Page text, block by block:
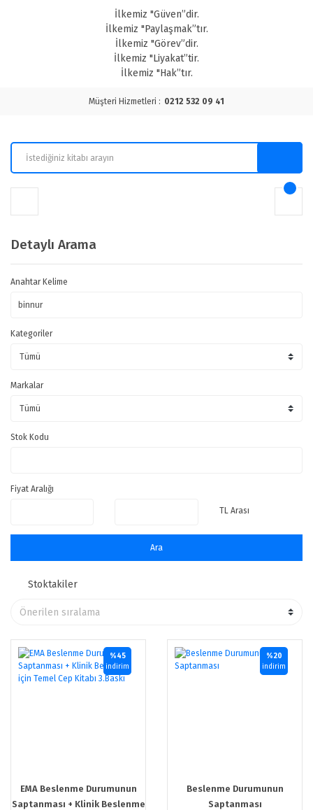
İlkemiz "Güven”dir.
İlkemiz "Paylaşmak”tır.
İlkemiz "Görev”dir.
İlkemiz "Liyakat”tir.
İlkemiz "Hak”tır.
Müşteri Hizmetleri : 0212 532 09 41
Detaylı Arama
Anahtar Kelime
Kategoriler
Markalar
Stok Kodu
Fiyat Aralığı
TL Arası
Ara
Stoktakiler
EMA Beslenme Durumunun
Saptanması + Klinik Beslenme
%45
indirim
Beslenme Durumunun
Saptanması
%20
indirim